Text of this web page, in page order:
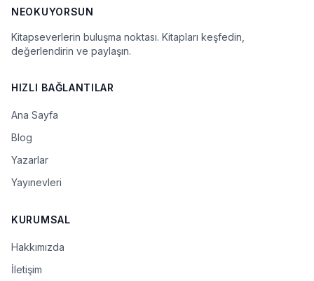
NEOKUYORSUN
Kitapseverlerin buluşma noktası. Kitapları keşfedin,
değerlendirin ve paylaşın.
HIZLI BAĞLANTILAR
Ana Sayfa
Blog
Yazarlar
Yayınevleri
KURUMSAL
Hakkımızda
İletişim